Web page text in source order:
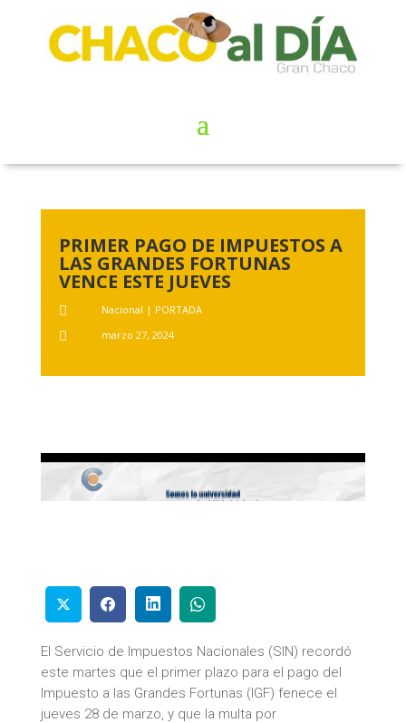
PRIMER PAGO DE IMPUESTOS A
LAS GRANDES FORTUNAS
VENCE ESTE JUEVES
 Nacional | PORTADA
 marzo 27, 2024
El Servicio de Impuestos Nacionales (SIN) recordó
este martes que el primer plazo para el pago del
Impuesto a las Grandes Fortunas (IGF) fenece el
jueves 28 de marzo, y que la multa por